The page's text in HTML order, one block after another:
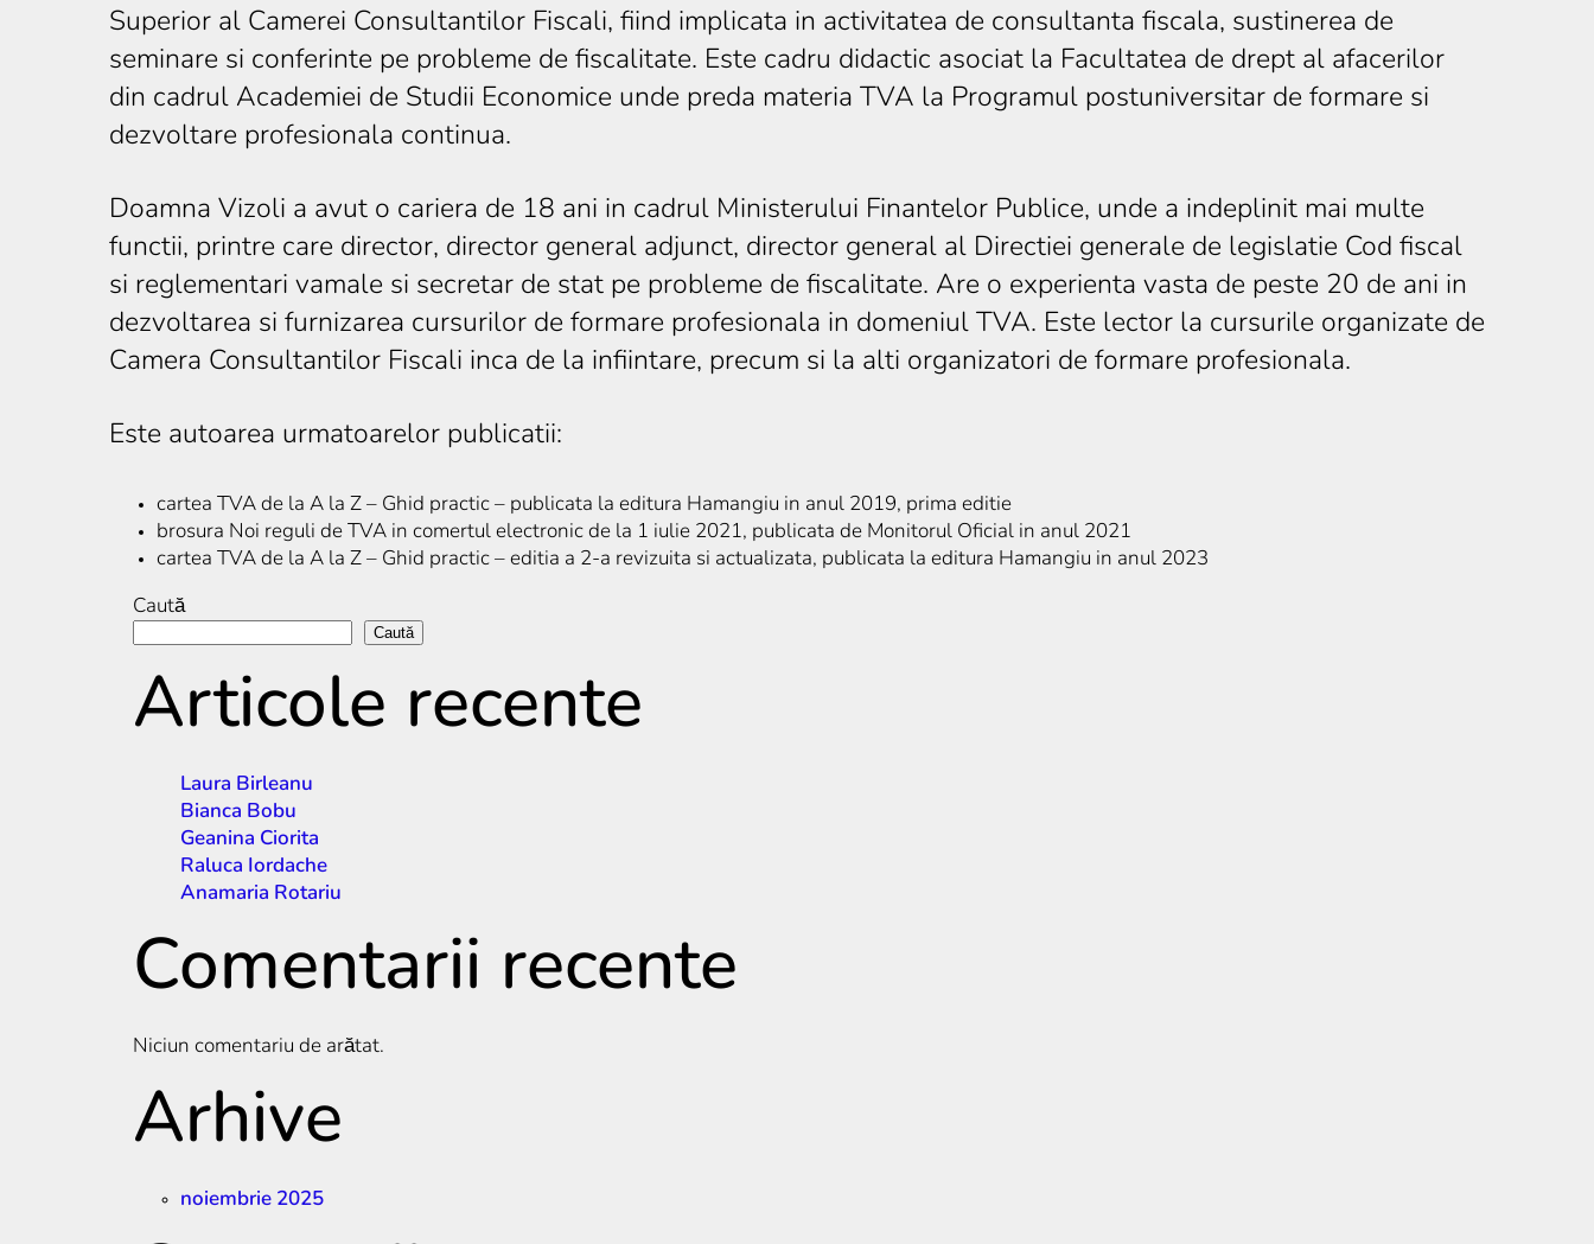
Superior al Camerei Consultantilor Fiscali, fiind implicata in activitatea de consultanta fiscala, sustinerea de
seminare si conferinte pe probleme de fiscalitate. Este cadru didactic asociat la Facultatea de drept al afacerilor
din cadrul Academiei de Studii Economice unde preda materia TVA la Programul postuniversitar de formare si
dezvoltare profesionala continua.
Doamna Vizoli a avut o cariera de 18 ani in cadrul Ministerului Finantelor Publice, unde a indeplinit mai multe
functii, printre care director, director general adjunct, director general al Directiei generale de legislatie Cod fiscal
si reglementari vamale si secretar de stat pe probleme de fiscalitate. Are o experienta vasta de peste 20 de ani in
dezvoltarea si furnizarea cursurilor de formare profesionala in domeniul TVA. Este lector la cursurile organizate de
Camera Consultantilor Fiscali inca de la infiintare, precum si la alti organizatori de formare profesionala.
Este autoarea urmatoarelor publicatii:
cartea TVA de la A la Z – Ghid practic – publicata la editura Hamangiu in anul 2019, prima editie
brosura Noi reguli de TVA in comertul electronic de la 1 iulie 2021, publicata de Monitorul Oficial in anul 2021
cartea TVA de la A la Z – Ghid practic – editia a 2-a revizuita si actualizata, publicata la editura Hamangiu in anul 2023
Caută
Caută
Articole recente
Laura Birleanu
Bianca Bobu
Geanina Ciorita
Raluca Iordache
Anamaria Rotariu
Comentarii recente
Niciun comentariu de arătat.
Arhive
noiembrie 2025